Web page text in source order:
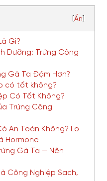
Ẩn
Gì?
Dưỡng: Trứng Công
Gà Ta Đậm Hơn?
có tốt không?
Có Tốt Không?
Trứng Công
An Toàn Không? Lo
Hormone
Gà Ta — Nên
Công Nghiệp Sạch,